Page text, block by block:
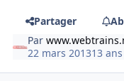
Partager
Par
22 mars 201313 ans